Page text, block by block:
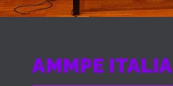
AMMPE ITALIA